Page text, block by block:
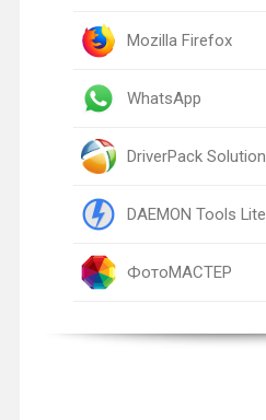
Mozilla Firefox
WhatsApp
DriverPack Solution
DAEMON Tools Lite
ФотоМАСТЕР